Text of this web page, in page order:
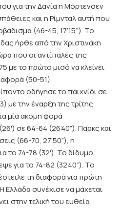
για την Δανία η Μόρτενσεν
και η Ρίμνταλ αυτή που
(46-45, 17’15’’). Το
ήρθε από την Χριστινάκη
που οι αντίπαλές της
με το πρώτο μισό να κλείνει
(50-51).
οδήγησε το παιχνίδι σε
με την έναρξη της τρίτης
μία ακόμη φορά
σε 64-64 (26’40”). Παρκς και
(66-70, 27’50”), η
το 74-78 (32′). Το δίδυμο
για το 74-82 (32’40”). To
τη διαφορά για πρώτη
Ελλάδα συνέχισε να μάχεται
στην τελική του ευθεία